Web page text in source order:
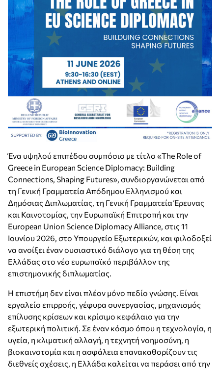
Ένα υψηλού επιπέδου συμπόσιο με τίτλο «The Role of
Greece in European Science Diplomacy: Building
Connections, Shaping Futures», συνδιοργανώνεται από
τη Γενική Γραμματεία Απόδημου Ελληνισμού και
Δημόσιας Διπλωματίας, τη Γενική Γραμματεία Έρευνας
και Καινοτομίας, την Ευρωπαϊκή Επιτροπή και την
European Union Science Diplomacy Alliance, στις 11
Ιουνίου 2026, στο Υπουργείο Εξωτερικών, και φιλοδοξεί
να ανοίξει έναν ουσιαστικό διάλογο για τη θέση της
Ελλάδας στο νέο ευρωπαϊκό περιβάλλον της
επιστημονικής διπλωματίας.
Η επιστήμη δεν είναι πλέον μόνο πεδίο γνώσης. Είναι
εργαλείο επιρροής, γέφυρα συνεργασίας, μηχανισμός
επίλυσης κρίσεων και κρίσιμο κεφάλαιο για την
εξωτερική πολιτική. Σε έναν κόσμο όπου η τεχνολογία, η
υγεία, η κλιματική αλλαγή, η τεχνητή νοημοσύνη, η
βιοκαινοτομία και η ασφάλεια επανακαθορίζουν τις
διεθνείς σχέσεις, η Ελλάδα καλείται να περάσει από την